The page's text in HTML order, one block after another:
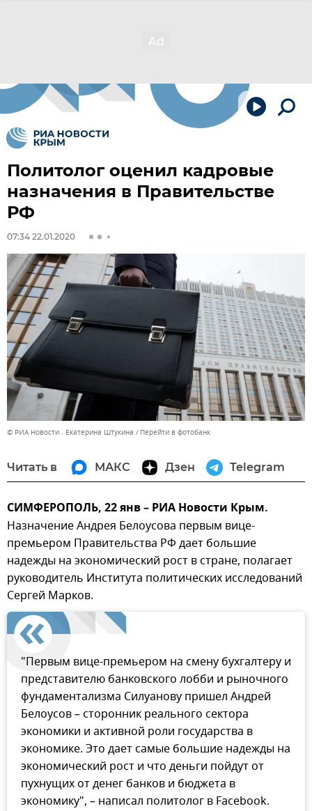
Политолог оценил кадровые
назначения в Правительстве
РФ
07:34 22.01.2020
© РИА Новости . Екатерина Штукина Перейти в фотобанк
Читать в МАКС Дзен Telegram
СИМФЕРОПОЛЬ, 22 янв – РИА Новости Крым.
Назначение Андрея Белоусова первым вице-
премьером Правительства РФ дает большие
надежды на экономический рост в стране, полагает
руководитель Института политических исследований
Сергей Марков.
"Первым вице-премьером на смену бухгалтеру и
представителю банковского лобби и рыночного
фундаментализма Силуанову пришел Андрей
Белоусов – сторонник реального сектора
экономики и активной роли государства в
экономике. Это дает самые большие надежды на
экономический рост и что деньги пойдут от
пухнущих от денег банков и бюджета в
экономику", – написал политолог в Facebook.